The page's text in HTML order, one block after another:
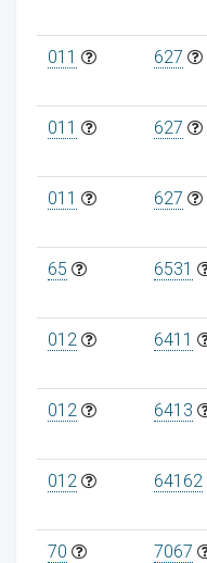
011 627
011 627
011 627
65 6531
012 6411
012 6413
012 64162
70 7067